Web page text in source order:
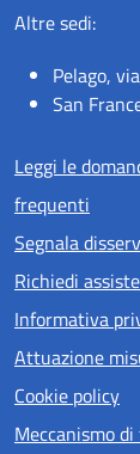
Altre sedi:
Pelago,
San
Menu
Leggi le
frequenti
Segnala
Richiedi
Informativa
Attuazione
Cookie policy
Meccanismo di